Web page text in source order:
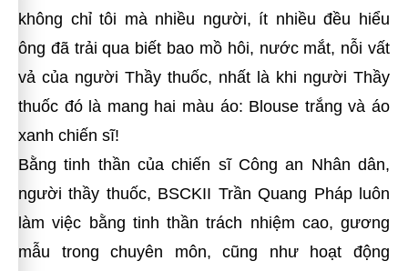
không chỉ tôi mà nhiều người, ít nhiều đều hiểu
ông đã trải qua biết bao mồ hôi, nước mắt, nỗi vất
vả của người Thầy thuốc, nhất là khi người Thầy
thuốc đó là mang hai màu áo: Blouse trắng và áo
xanh chiến sĩ!
Bằng tinh thần của chiến sĩ Công an Nhân dân,
người thầy thuốc, BSCKII Trần Quang Pháp luôn
làm việc bằng tinh thần trách nhiệm cao, gương
mẫu trong chuyên môn, cũng như hoạt động